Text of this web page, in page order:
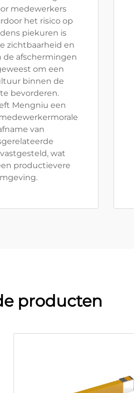
medewerkers
het risico op
piekuren is
zichtbaarheid en
de afschermingen
om een
binnen de
bevorderen.
Mengniu een
van
wat
productievere
producten